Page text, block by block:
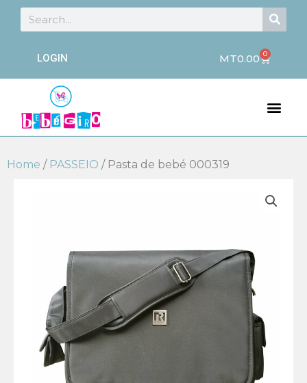
Search
LOGIN MT0.00 0
Cart
Home / PASSEIO / Pasta de bebé 000319